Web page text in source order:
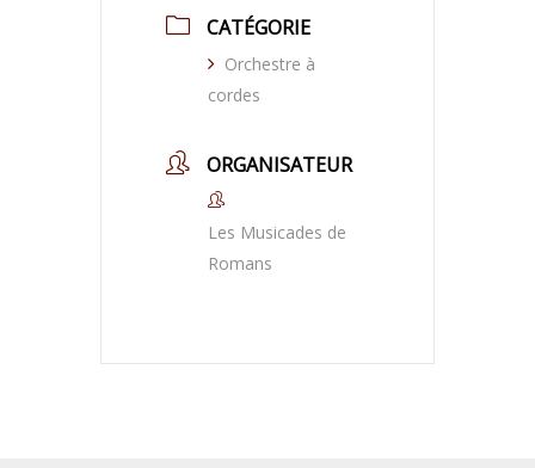
CATÉGORIE
Orchestre à
cordes
ORGANISATEUR
Les Musicades de
Romans